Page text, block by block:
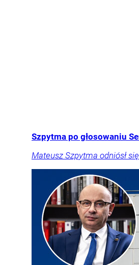
Szpytma po głosowaniu
Mateusz Szpytma odniósł